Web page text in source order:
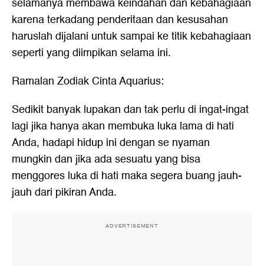
karena terkadang penderitaan dan kesusahan
haruslah dijalani untuk sampai ke titik kebahagiaan
seperti yang diimpikan selama ini.
Ramalan Zodiak Cinta Aquarius:
Sedikit banyak lupakan dan tak perlu di ingat-ingat
lagi jika hanya akan membuka luka lama di hati
Anda, hadapi hidup ini dengan se nyaman
mungkin dan jika ada sesuatu yang bisa
menggores luka di hati maka segera buang jauh-
jauh dari pikiran Anda.
ADVERTISEMENT